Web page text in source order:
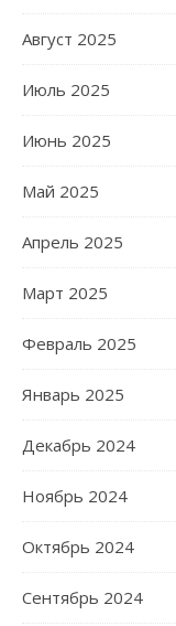
Август 2025
Июль 2025
Июнь 2025
Май 2025
Апрель 2025
Март 2025
Февраль 2025
Январь 2025
Декабрь 2024
Ноябрь 2024
Октябрь 2024
Сентябрь 2024